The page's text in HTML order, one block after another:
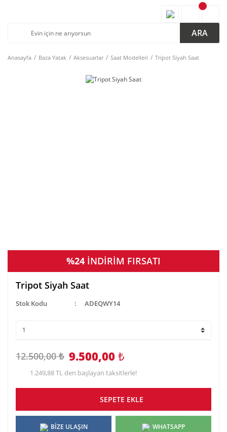
ARA
Anasayfa Baza Yatak Aksesuarlar Saat Modelleri Tripot Siyah Saat
%24 İNDİRİM FIRSATI
Tripot Siyah Saat
Stok Kodu ADEQWY14
12.500,00 ₺ 9.500,00 ₺
1.249,88 TL den başlayan taksitlerle!
SEPETE EKLE
BİZE ULAŞIN WHATSAPP